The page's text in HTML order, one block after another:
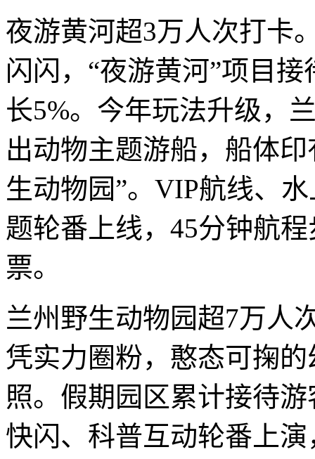
夜游黄河超3万人次打卡
闪闪，“夜游黄河”项目
长5%。今年玩法升级，
出动物主题游船，船体
生动物园”。VIP航线、
题轮番上线，45分钟航
票。
兰州野生动物园超7万人
凭实力圈粉，憨态可掬
照。假期园区累计接待
快闪、科普互动轮番上